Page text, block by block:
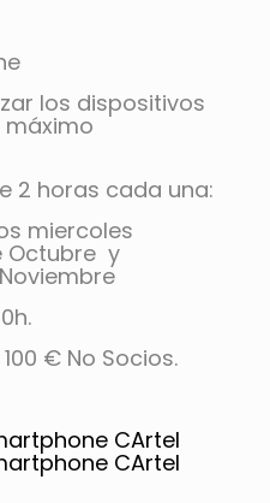
los dispositivos
máximo
2 horas cada una:
miercoles
Octubre y
€ No Socios.
CArtel
CArtel